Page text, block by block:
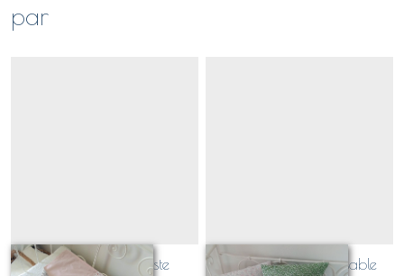
par
Couverture de sieste
Coussin personnalisable